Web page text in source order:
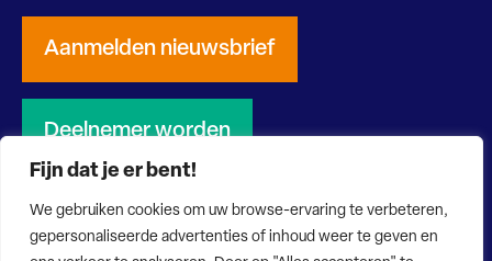
Fijn dat je er bent!
We gebruiken cookies om uw browse-ervaring te verbeteren,
gepersonaliseerde advertenties of inhoud weer te geven en
Aanmelden nieuwsbrief
Deelnemer worden